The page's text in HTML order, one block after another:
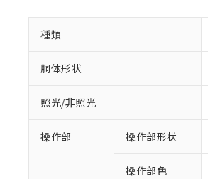
種類
胴体形状
照光/非照光
操作部 操作部形状
操作部色